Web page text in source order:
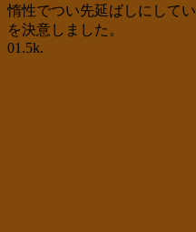
惰性でつい先延ばしにして
を決意しました。
01.5k.